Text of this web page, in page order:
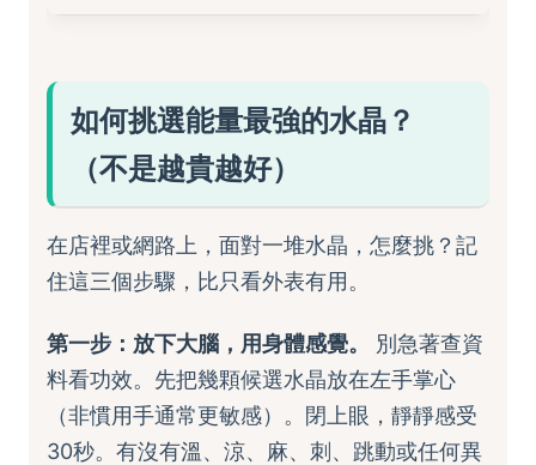
如何挑選能量最強的水晶？
（不是越貴越好）
在店裡或網路上，面對一堆水晶，怎麼挑？記
住這三個步驟，比只看外表有用。
第一步：放下大腦，用身體感覺。
別急著查資
料看功效。先把幾顆候選水晶放在左手掌心
（非慣用手通常更敏感）。閉上眼，靜靜感受
30秒。有沒有溫、涼、麻、刺、跳動或任何異